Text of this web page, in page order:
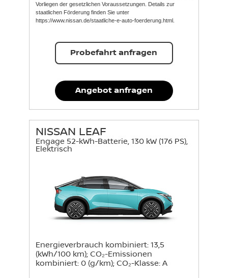
Vorliegen der gesetzlichen Voraussetzungen. Details zur
staatlichen Förderung finden Sie unter
https://www.nissan.de/staatliche-e-auto-foerderung.html.
Angebot anfragen
Probefahrt anfragen
NISSAN LEAF
Engage 52-kWh-Batterie, 130 kW (176 PS),
Elektrisch
Energieverbrauch kombiniert: 13,5
(kWh/100 km); CO₂-Emissionen
kombiniert: 0 (g/km); CO₂-Klasse: A